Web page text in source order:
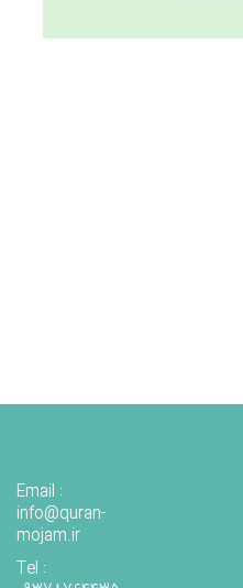
Email :
info@quran-
mojam.ir
Tel :